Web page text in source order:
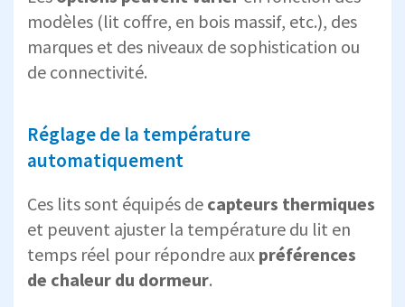
modèles (lit coffre, en bois massif, etc.), des
marques et des niveaux de sophistication ou
de connectivité.
Réglage de la température
automatiquement
Ces lits sont équipés de capteurs thermiques
et peuvent ajuster la température du lit en
temps réel pour répondre aux préférences
de chaleur du dormeur.